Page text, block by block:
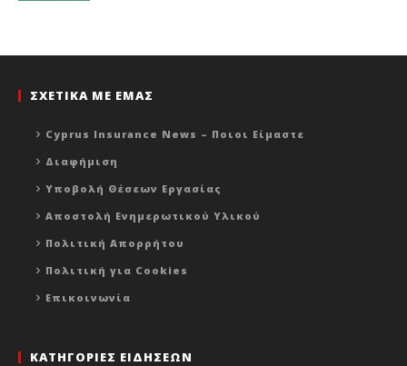
ΣΧΕΤΙΚΑ ΜΕ ΕΜΑΣ
Cyprus Insurance News – Ποιοι Είμαστε
Διαφήμιση
Υποβολή Θέσεων Εργασίας
Αποστολή Ενημερωτικού Υλικού
Πολιτική Απορρήτου
Πολιτική για Cookies
Επικοινωνία
ΚΑΤΗΓΟΡΙΕΣ ΕΙΔΗΣΕΩΝ